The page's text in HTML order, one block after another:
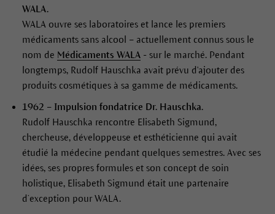
WALA.
WALA ouvre ses laboratoires et lance les premiers
médicaments sans alcool – actuellement connus sous le
nom de Médicaments WALA- sur le marché. Pendant
longtemps, Rudolf Hauschka avait prévu d'ajouter des
produits cosmétiques à sa gamme de médicaments.
1962 – Impulsion fondatrice Dr. Hauschka.
Rudolf Hauschka rencontre Elisabeth Sigmund,
chercheuse, développeuse et esthéticienne qui avait
étudié la médecine pendant quelques semestres. Avec ses
idées, ses propres formules et son concept de soin
holistique, Elisabeth Sigmund était une partenaire
d’exception pour WALA.